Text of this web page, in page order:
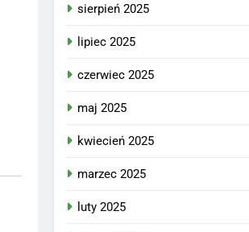
sierpień 2025
lipiec 2025
czerwiec 2025
maj 2025
kwiecień 2025
marzec 2025
luty 2025